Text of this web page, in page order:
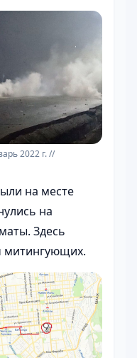
2022 г. //
на месте
на
Здесь
митингующих.